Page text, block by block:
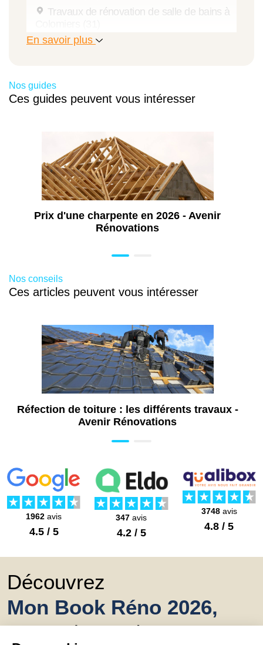
Travaux de rénovation de salle de bains à
Travaux d'extension de maison à
Colomiers (31)
Travaux de rénovation intérieure à
Aménagement de combles à Colomiers
Travaux d'isolation à Colomiers (31)
Ravalement de façade à Colomiers (31)
Travaux de rénovation énergétique à
Colomiers (31)
Aménagement extérieur à Colomiers (31)
En savoir plus
Nos guides
Ces guides peuvent vous intéresser
Prix d'une charpente en 2026 - Avenir
Rénovations
Nos conseils
Ces articles peuvent vous intéresser
Réfection de toiture : les différents travaux -
Avenir Rénovations
1962 avis
4.5 / 5
347 avis
4.2 / 5
3748avis
4.8 / 5
Découvrez
Mon Book Réno 2026,
un catalogue de